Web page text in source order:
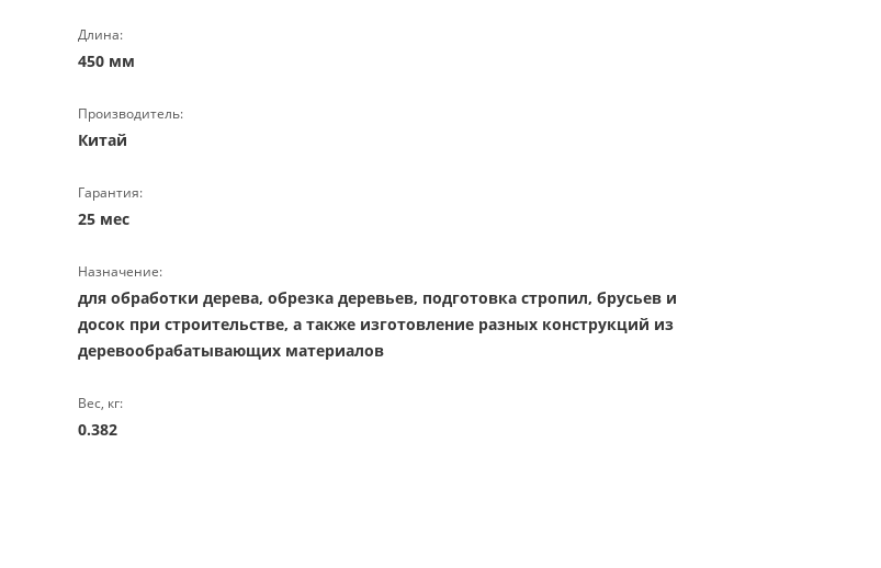
Длина:
450 мм
Производитель:
Китай
Гарантия:
25 мес
Назначение:
для обработки дерева, обрезка деревьев, подготовка стропил, брусьев и
досок при строительстве, а также изготовление разных конструкций из
деревообрабатывающих материалов
Вес, кг:
0.382